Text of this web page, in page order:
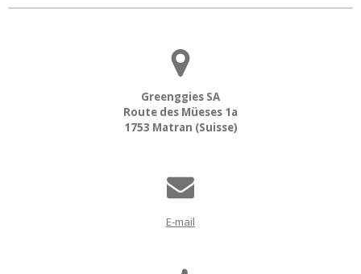
Greenggies SA
Route des Müeses 1a
1753 Matran (Suisse)
E-mail